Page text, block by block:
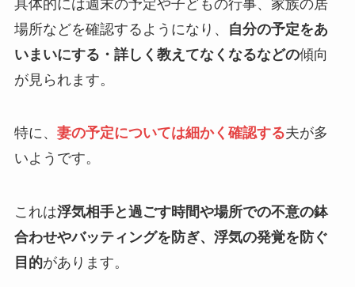
具体的には週末の予定や子どもの行事、家族の居
場所などを確認するようになり、
自分の予定をあ
いまいにする・詳しく教えてなくなるなどの傾向
が見られます。
特に、 妻の予定については細かく確認する夫が多
いようです。
これは浮気相手と過ごす時間や場所での不意の鉢
合わせやバッティングを防ぎ、浮気の発覚を防ぐ
目的があります。